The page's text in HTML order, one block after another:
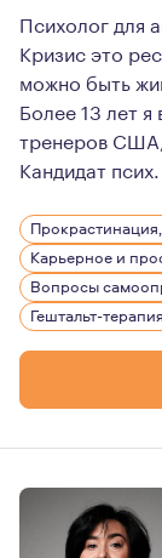
Психолог для
Кризис это
можно быть
Более 13 лет я
тренеров
Кандидат
Я накопила
Запишитесь
Мне хочется
Карьерное и
Вопросы
Гештальт-терапия